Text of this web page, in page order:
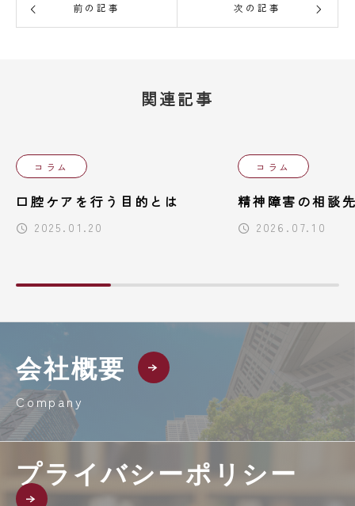
前の記事 次の記事
関連記事
コラム
口腔ケアを行う目的とは
2025.01.20
コラム
精神障害の相談
2026.07.10
会社概要
Company
プライバシーポリシー